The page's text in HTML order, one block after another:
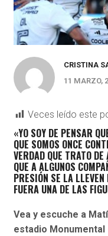
CRISTINA
11 MARZO,
Veces leído este
«YO SOY DE PENSAR
QUE SOMOS ONCE
VERDAD QUE TRATO
QUE A ALGUNOS
PRESIÓN SE LA
FUERA UNA DE LAS
Vea y escuche a
estadio Monumental